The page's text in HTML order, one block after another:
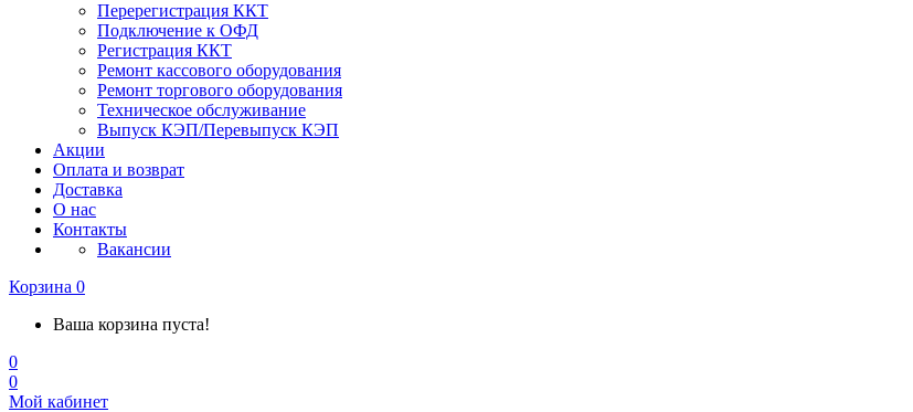
Перерегистрация ККТ
Подключение к ОФД
Регистрация ККТ
Ремонт кассового оборудования
Ремонт торгового оборудования
Техническое обслуживание
Выпуск КЭП/Перевыпуск КЭП
Акции
Оплата и возврат
Доставка
О нас
Контакты
Вакансии
Корзина 0
Ваша корзина пуста!
0
0
Мой кабинет